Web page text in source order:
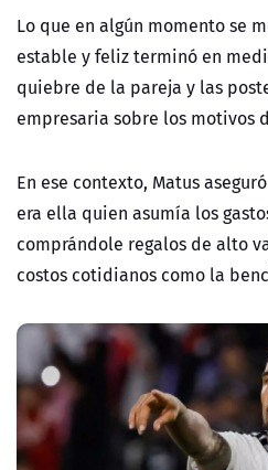
Lo que en algún momento se
estable y feliz terminó en
quiebre de la pareja y las
empresaria sobre los motivos
En ese contexto, Matus
era ella quien asumía los
comprándole regalos de alto
costos cotidianos como la